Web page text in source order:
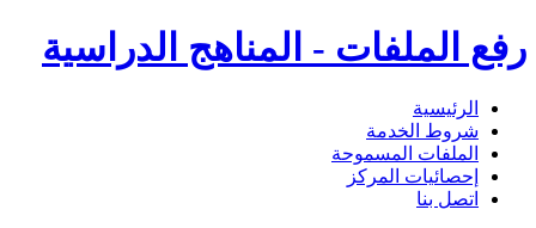
رفع الملفات - المناهج الدراسية
الرئيسية
شروط الخدمة
الملفات المسموحة
إحصائيات المركز
اتصل بنا